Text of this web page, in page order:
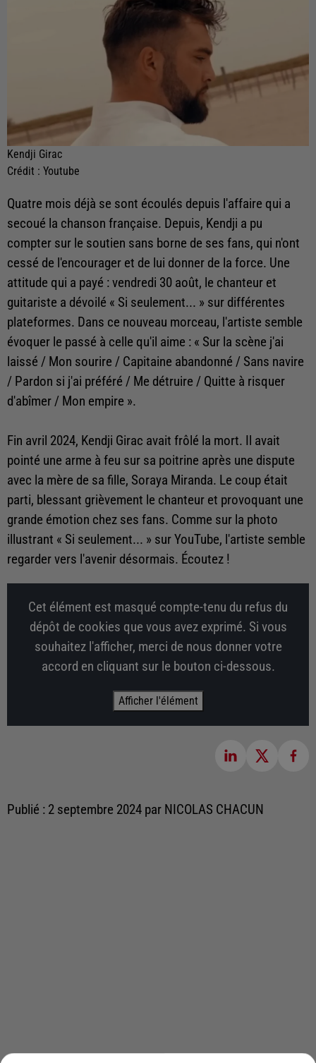
Kendji Girac
Crédit : Youtube
Quatre mois déjà se sont écoulés depuis l'affaire qui a
secoué la chanson française. Depuis, Kendji a pu
compter sur le soutien sans borne de ses fans, qui n'ont
cessé de l'encourager et de lui donner de la force. Une
attitude qui a payé : vendredi 30 août, le chanteur et
guitariste a dévoilé « Si seulement... » sur différentes
plateformes. Dans ce nouveau morceau, l'artiste semble
évoquer le passé à celle qu'il aime : « Sur la scène j'ai
laissé / Mon sourire / Capitaine abandonné / Sans navire
/ Pardon si j'ai préféré / Me détruire / Quitte à risquer
d'abîmer / Mon empire ».
Fin avril 2024, Kendji Girac avait frôlé la mort. Il avait
pointé une arme à feu sur sa poitrine après une dispute
avec la mère de sa fille, Soraya Miranda. Le coup était
parti, blessant grièvement le chanteur et provoquant une
grande émotion chez ses fans. Comme sur la photo
illustrant « Si seulement... » sur YouTube, l'artiste semble
regarder vers l'avenir désormais. Écoutez !
Cet élément est masqué compte-tenu du refus du
dépôt de cookies que vous avez exprimé. Si vous
souhaitez l'afficher, merci de nous donner votre
accord en cliquant sur le bouton ci-dessous.
Afficher l'élément
Publié : 2 septembre 2024 par NICOLAS CHACUN